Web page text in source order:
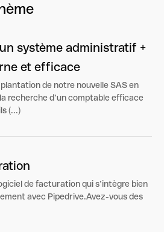
système administratif +
et efficace
de notre nouvelle SAS en
recherche d’un comptable efficace
(...)
de facturation qui s’intègre bien
avec Pipedrive.Avez-vous des